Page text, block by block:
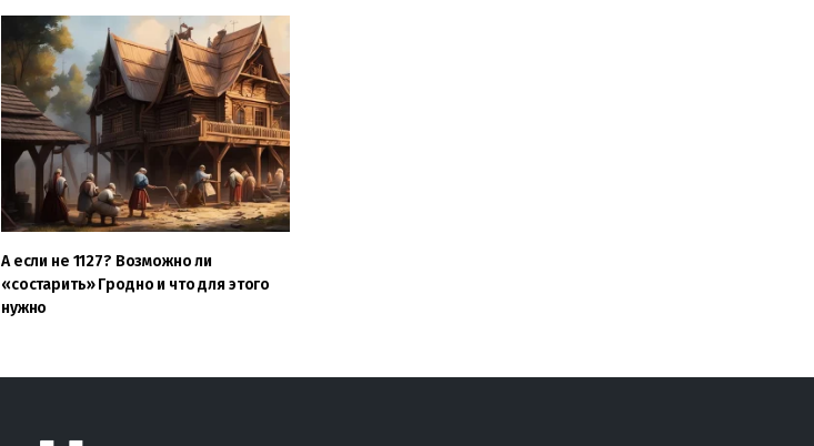
А если не 1127? Возможно ли
«состарить» Гродно и что для этого
нужно